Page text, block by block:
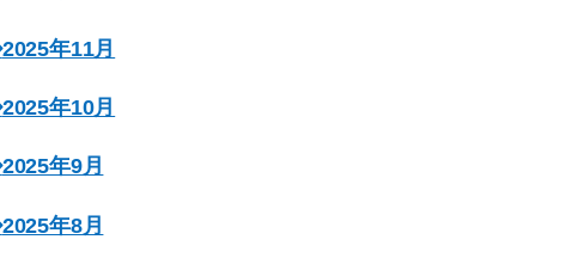
2025年11月
2025年10月
2025年9月
2025年8月